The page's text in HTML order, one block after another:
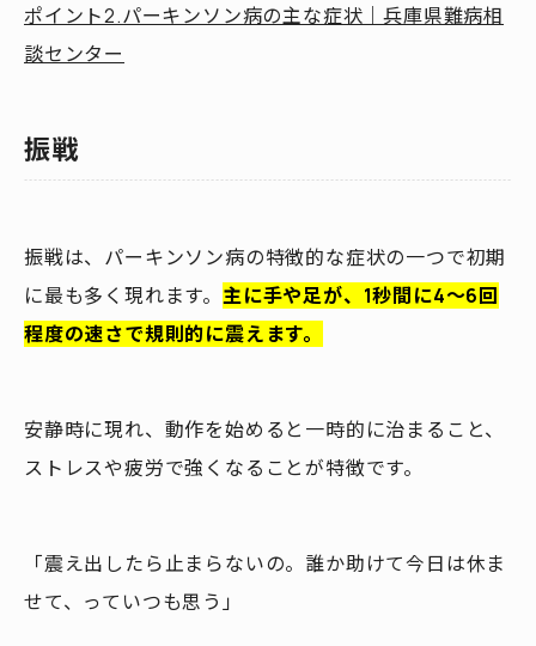
ポイント2.パーキンソン病の主な症状｜兵庫県難病相
談センター
振戦
振戦は、パーキンソン病の特徴的な症状の一つで初期
に最も多く現れます。 主に手や足が、1秒間に4～6回
程度の速さで規則的に震えます。
安静時に現れ、動作を始めると一時的に治まること、
ストレスや疲労で強くなることが特徴です。
「震え出したら止まらないの。誰か助けて今日は休ま
せて、っていつも思う」